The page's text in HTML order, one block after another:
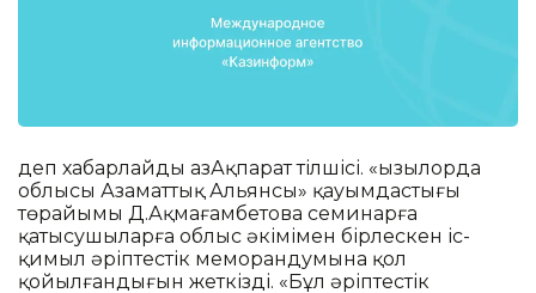
деп хабарлайды ҚазАқпарат тілшісі. «Қызылорда
облысы Азаматтық Альянсы» қауымдастығы
төрайымы Д.Ақмағамбетова семинарға
қатысушыларға облыс әкімімен бірлескен іс-
қимыл әріптестік меморандумына қол
қойылғандығын жеткізді. «Бұл әріптестік